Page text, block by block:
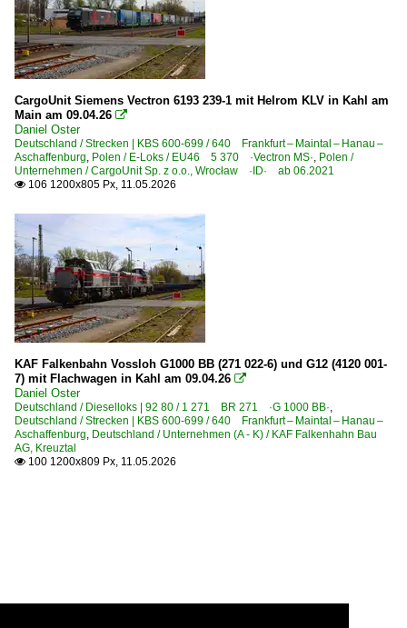
CargoUnit Siemens Vectron 6193 239-1 mit Helrom KLV in Kahl am
Main am 09.04.26 
Daniel Oster
Deutschland / Strecken | KBS 600-699 / 640 Frankfurt – Maintal – Hanau –
Aschaffenburg, Polen / E-Loks / EU46 5 370 ·Vectron MS·, Polen /
Unternehmen / CargoUnit Sp. z o.o., Wrocław ·ID· ab 06.2021
 106 1200x805 Px, 11.05.2026
KAF Falkenbahn Vossloh G1000 BB (271 022-6) und G12 (4120 001-
7) mit Flachwagen in Kahl am 09.04.26 
Daniel Oster
Deutschland / Dieselloks | 92 80 / 1 271 BR 271 ·G 1000 BB·,
Deutschland / Strecken | KBS 600-699 / 640 Frankfurt – Maintal – Hanau –
Aschaffenburg, Deutschland / Unternehmen (A - K) / KAF Falkenhahn Bau
AG, Kreuztal
 100 1200x809 Px, 11.05.2026